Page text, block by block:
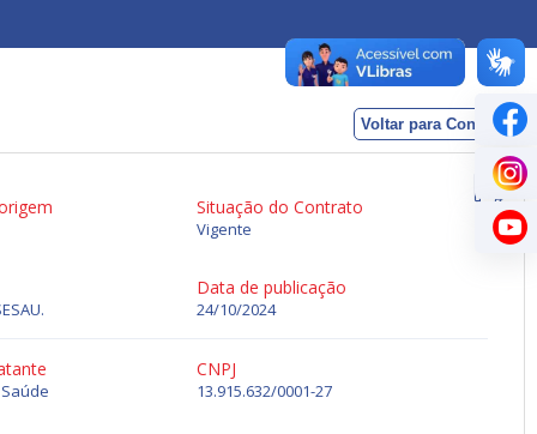
Voltar para Contratos
Situação do Contrato
Vigente
Data de publicação
24/10/2024
CNPJ
13.915.632/0001-27